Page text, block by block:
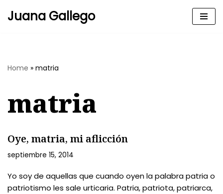
Juana Gallego
Home » matria
matria
Oye, matria, mi aflicción
septiembre 15, 2014
Yo soy de aquellas que cuando oyen la palabra patria o
patriotismo les sale urticaria. Patria, patriota, patriarca,